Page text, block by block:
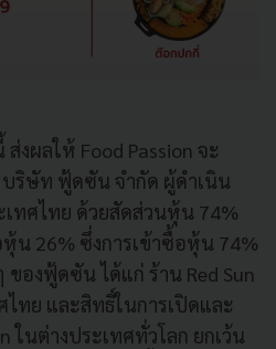
งผลให้ Food Passion จะ
ริษัท ฟู้ดซัน จำกัด ผู้ดำเนิน
เทศไทย ด้วยสัดส่วนหุ้น 74%
น 26% ซึ่งการเข้าซื้อหุ้น 74%
องฟู้ดซัน ได้แก่ ร้าน Red Sun
ทย และสิทธิ์ในการเปิดและ
ในต่างประเทศทั่วโลก ยกเว้น